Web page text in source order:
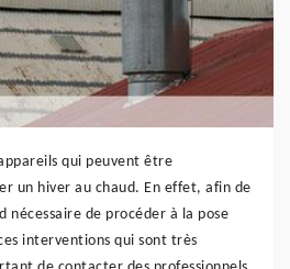
qui peuvent être
un hiver au chaud. En effet, afin de
nécessaire de procéder à la pose
interventions qui sont très